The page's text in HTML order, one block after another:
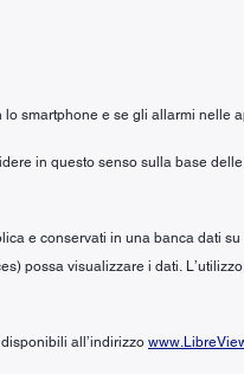
smartphone e se gli allarmi nelle
in questo senso sulla base
e conservati in una banca dati
possa visualizzare i dati.
all’indirizzo